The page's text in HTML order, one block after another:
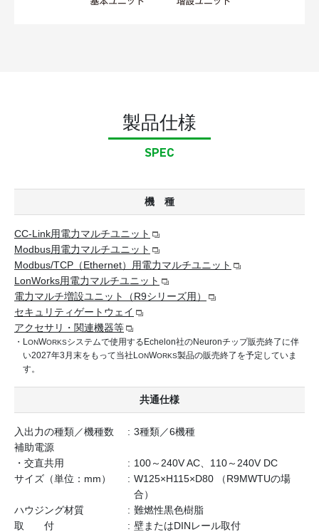
製品仕様
SPEC
機 種
CC-Link用電力マルチユニット
Modbus用電力マルチユニット
Modbus/TCP（Ethernet）用電力マルチユニット
LonWorks用電力マルチユニット
電力マルチ増設ユニット（R9シリーズ用）
セキュリティゲートウェイ
アクセサリ・関連機器等
・LONWORKSシステムで使用するEchelon社のNeuronチップ販売終了に伴
い2027年3月末をもって当社LONWORKS製品の販売終了を予定していま
す。
共通仕様
入出力の種類／機種数
3種類／6機種
補助電源
・交直共用
100～240V AC、110～240V DC
サイズ（単位：mm）
W125×H115×D80 （R9MWTUの場
合）
ハウジング材質
難燃性黒色樹脂
取 付
壁またはDINレール取付